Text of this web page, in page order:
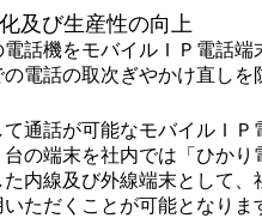
及び生産性の向上
話機をモバイルＩＰ電話端
の電話の取次ぎやかけ直しを
通話が可能なモバイルＩＰ
台の端末を社内では「ひかり
内線及び外線端末として、
いただくことが可能となりま